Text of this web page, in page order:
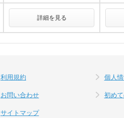
詳細を見る
利用規約 個人
お問い合わせ 初め
サイトマップ